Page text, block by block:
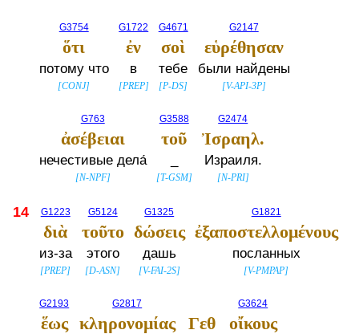
G3754
ὅτι
потому что
[CONJ]
G1722
ἐν
в
[PREP]
G4671
σοὶ
тебе
[P-DS]
G2147
εὑρέθησαν
были найдены
[V-API-3P]
G763
ἀσέβειαι
нечестивые дела́
[N-NPF]
G3588
τοῦ
[T-GSM]
G2474
Ἰσραηλ.
Израиля.
[N-PRI]
14 G1223
διὰ
из-за
[PREP]
G5124
τοῦτο
этого
[D-ASN]
G1325
δώσεις
дашь
[V-FAI-2S]
G1821
ἐξαποστελλομένους
посланных
[V-PMPAP]
G2193
ἕως
G2817
κληρονομίας Γεθ
G3624
οἴκους